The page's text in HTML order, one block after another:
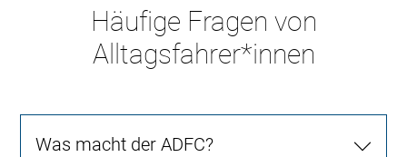
Häufige Fragen von
Alltagsfahrer*innen
Was macht der ADFC?